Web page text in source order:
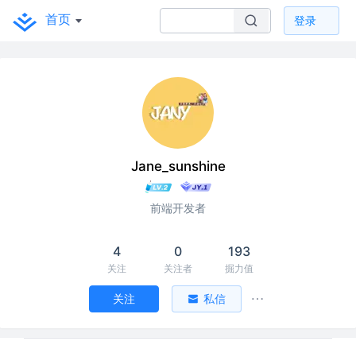
首页 登录
Jane_sunshine
前端开发者
4
关注
0
关注者
193
掘力值
关注 私信